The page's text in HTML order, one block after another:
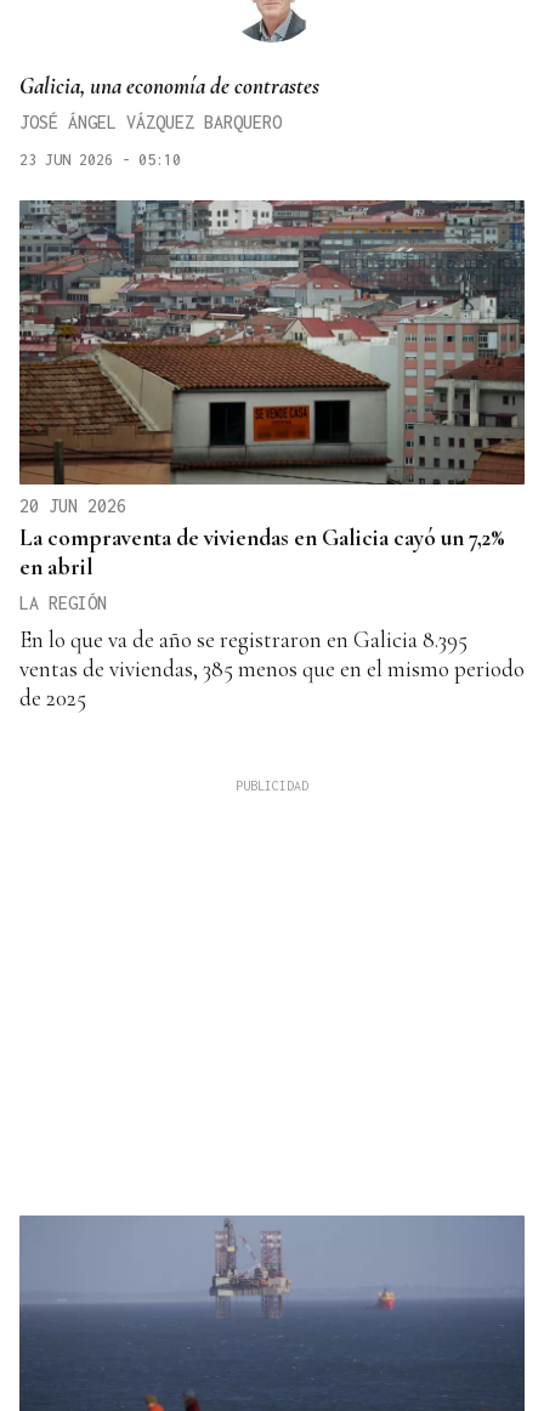
Galicia, una economía de contrastes
JOSÉ ÁNGEL VÁZQUEZ BARQUERO
23 JUN 2026 - 05:10
20 JUN 2026
La compraventa de viviendas en Galicia cayó un 7,2%
en abril
LA REGIÓN
En lo que va de año se registraron en Galicia 8.395
ventas de viviendas, 385 menos que en el mismo periodo
de 2025